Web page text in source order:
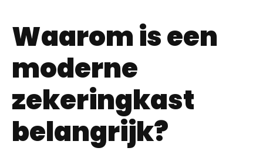
Waarom is een
moderne
zekeringkast
belangrijk?